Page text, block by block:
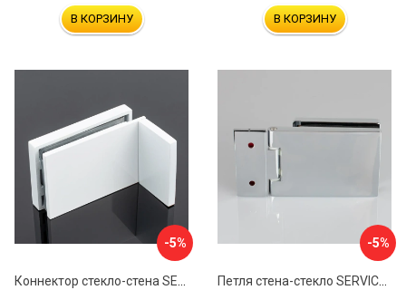
В КОРЗИНУ В КОРЗИНУ
-5%
Коннектор стекло-стена SERVICE PLUS K02-203WM/sus304
-5%
Петля стена-стекло SERVICE PLUS P03-101CR/brass